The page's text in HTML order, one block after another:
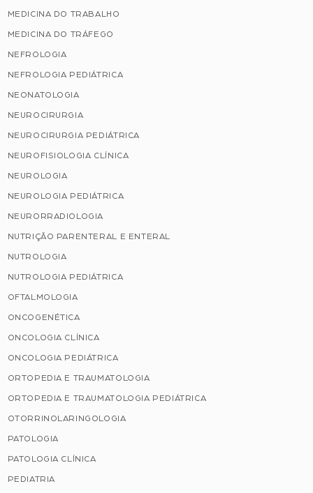
MEDICINA DO TRABALHO
MEDICINA DO TRÁFEGO
NEFROLOGIA
NEFROLOGIA PEDIÁTRICA
NEONATOLOGIA
NEUROCIRURGIA
NEUROCIRURGIA PEDIÁTRICA
NEUROFISIOLOGIA CLÍNICA
NEUROLOGIA
NEUROLOGIA PEDIÁTRICA
NEURORRADIOLOGIA
NUTRIÇÃO PARENTERAL E ENTERAL
NUTROLOGIA
NUTROLOGIA PEDIÁTRICA
OFTALMOLOGIA
ONCOGENÉTICA
ONCOLOGIA CLÍNICA
ONCOLOGIA PEDIÁTRICA
ORTOPEDIA E TRAUMATOLOGIA
ORTOPEDIA E TRAUMATOLOGIA PEDIÁTRICA
OTORRINOLARINGOLOGIA
PATOLOGIA
PATOLOGIA CLÍNICA
PEDIATRIA